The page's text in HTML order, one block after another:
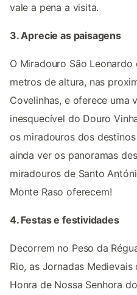
vale a pena a visita.
3. Aprecie as paisagens
O Miradouro São
metros de altura, nas
Covelinhas, e oferece uma
inesquecível do Douro
os miradouros dos
ainda ver os panoramas
miradouros de Santo
Monte Raso oferecem!
4. Festas e festividades
Decorrem no Peso da
Rio, as Jornadas
Honra de Nossa Senhora